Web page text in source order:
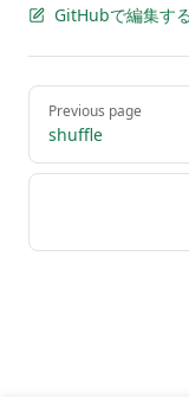
GitHubで編集す
Pager
Previous page
shuffle